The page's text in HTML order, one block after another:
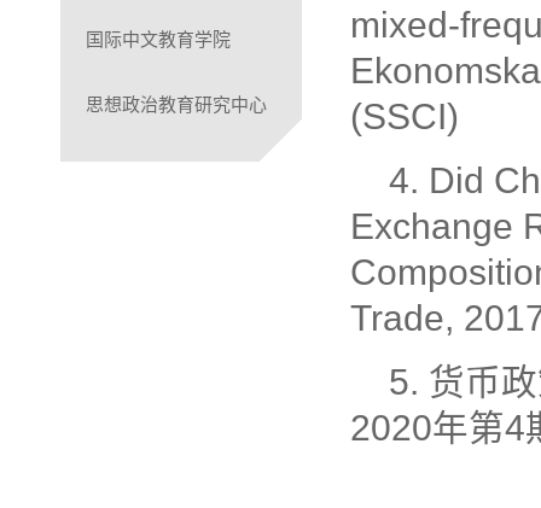
国际中文教育学院
思想政治教育研究中心
mixed-
(SSCI)
4. Did
Exchange
Trade,
5. 货币
2020年第4